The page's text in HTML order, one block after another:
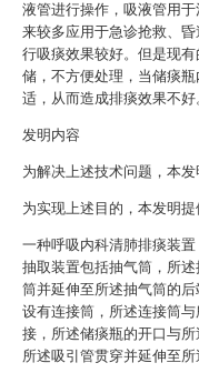
液管进行操作，吸液管用
来较多应用于急诊抢救、
行吸痰效果较好。但是现
储，不方便处理，当储痰
适，从而造成排痰效果不好
发明内容
为解决上述技术问题，本
为实现上述目的，本发明提
一种呼吸内科清肺排痰装
抽取装置包括抽气筒，所
筒并延伸至所述抽气筒的
设有连接筒，所述连接筒
接，所述储痰瓶的开口与
所述吸引管贯穿并延伸至